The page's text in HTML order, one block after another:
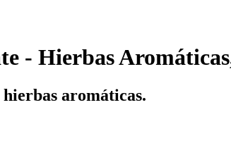
- Hierbas
aromáticas.